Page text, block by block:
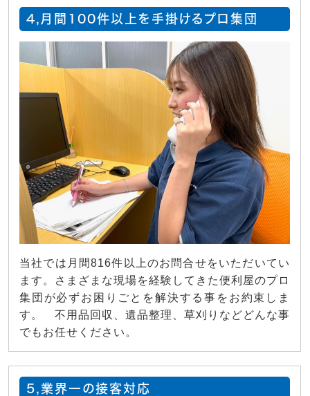
4,月間100件以上を手掛けるプロ集団
当社では月間816件以上のお問合せをいただいてい
ます。さまざまな現場を経験してきた便利屋のプロ
集団が必ずお困りごとを解決する事をお約束しま
す。 不用品回収、遺品整理、草刈りなどどんな事
でもお任せください。
5,業界一の接客対応